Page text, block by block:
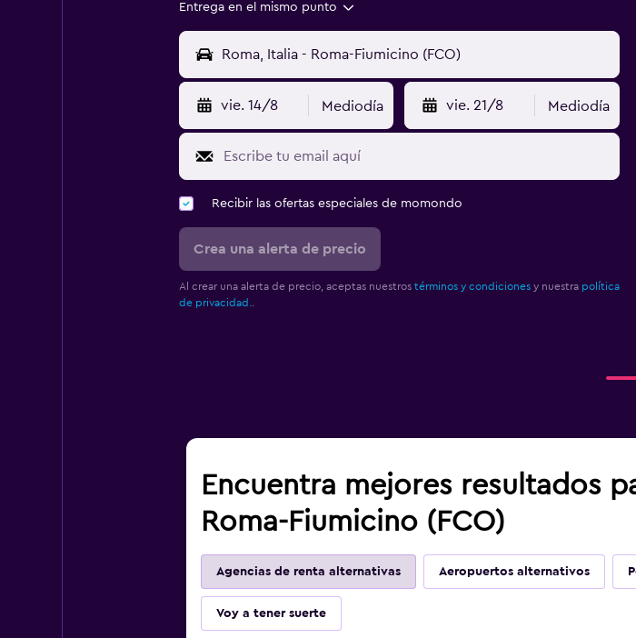
Entrega en el mismo punto
vie. 14/8 Mediodía vie. 21/8 Mediodía
Recibir las ofertas especiales de momondo
Crea una alerta de precio
Al crear una alerta de precio, aceptas nuestros términos y condicionesy nuestra política
de privacidad.
Encuentra mejores resultados
Roma-Fiumicino (FCO)
Agencias de renta alternativas Aeropuertos alternativos
Voy a tener suerte